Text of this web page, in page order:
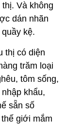
Và không
dán nhãn
kệ.
thị có diện
trăm loại
tôm sống,
khẩu,
sẵn số
giới mắm